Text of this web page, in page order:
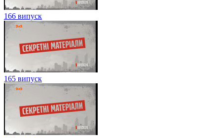
166 випуск
165 випуск